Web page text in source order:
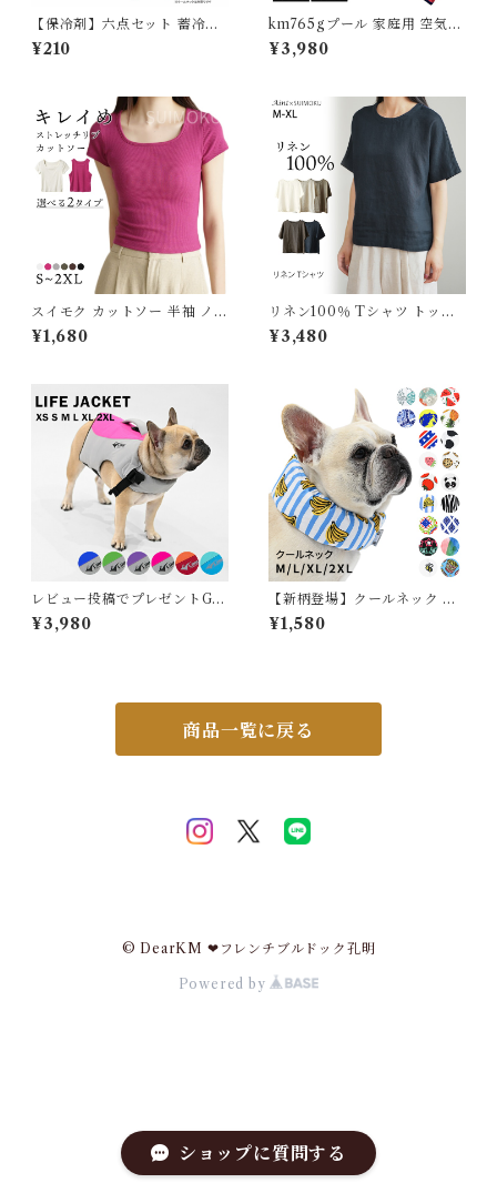
ショップに質問する
【保冷剤】六点セット 蓄冷剤
スノーパック 50g ペットクー
ルネック用
¥210
km765gプール 家庭用 空気入
れ不要 コンパクト 収納 持ち運
び ペットプール ボールプール
プール 庭遊び 水遊び 犬 アウ
トドア キャンプ 暑さ対策 夏
贈り物 120cm×30cm KM76
5G
¥3,980
スイモク カットソー 半袖 ノー
スリーブ レディース Tシャツ
シンプル トップス きれいめ 大
ーツ インナー ストレッチ 無地
ベーシック オフィス 562344
5【水沐良品】
¥1,680
リネン100％ Tシャツ トップ
ス レディース リネン 麻 麻10
0％ 涼しい 夏 定番 ベーシック
ったり M L XL 体型カバー 軽
い 着回し J-24241 スイモク
【水沐良品】
¥3,480
レビュー投稿でプレゼントGE
T 新 ライフジャケット 高品質
犬 犬用 救命胴衣 ドッグ ペッ
ング XS S M L XL 2XL チワ
中型犬 大型犬 KM895JK
¥3,980
【新柄登場】クールネック 犬
夏 長時間保冷 4層構造生地使
用 犬クールネック ひんやり 暑
クールスヌード おしゃれ スイ
型犬 大型犬 2026年 KM882
¥1,580
商品一覧に戻る
© DearKM ❤︎フレンチブルドック孔明
Powered by